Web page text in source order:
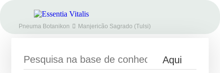
Pneuma Botanikon Manjericão Sagrado (Tulsi)